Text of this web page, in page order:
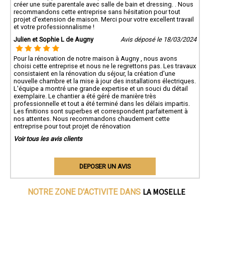
créer une suite parentale avec salle de bain et dressing. . Nous
recommandons cette entreprise sans hésitation pour tout
projet d'extension de maison. Merci pour votre excellent travail
et votre professionnalisme !
Julien et Sophie L de Augny
Avis déposé le 18/03/2024
Pour la rénovation de notre maison à Augny , nous avons
choisi cette entreprise et nous ne le regrettons pas. Les travaux
consistaient en la rénovation du séjour, la création d'une
nouvelle chambre et la mise à jour des installations électriques.
L'équipe a montré une grande expertise et un souci du détail
exemplaire. Le chantier a été géré de manière très
professionnelle et tout a été terminé dans les délais impartis.
Les finitions sont superbes et correspondent parfaitement à
nos attentes. Nous recommandons chaudement cette
entreprise pour tout projet de rénovation
Voir tous les avis clients
DEPOSER UN AVIS
NOTRE ZONE D'ACTIVITE DANS LA MOSELLE